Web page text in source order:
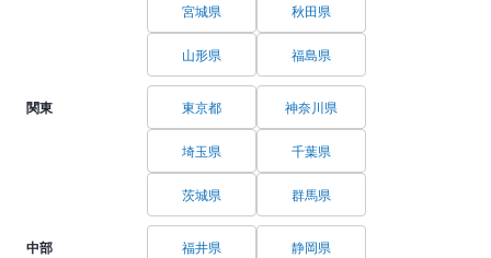
宮城県 秋田県
山形県 福島県
関東 東京都 神奈川県
埼玉県 千葉県
茨城県 群馬県
中部 福井県 静岡県